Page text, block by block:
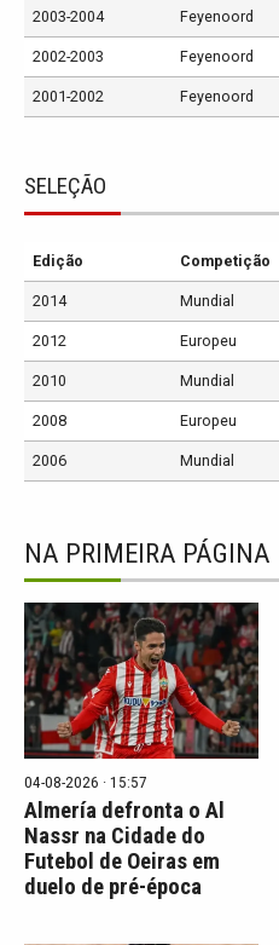
2003-2004 Feyenoord
2002-2003 Feyenoord
2001-2002 Feyenoord
SELEÇÃO
Edição Competição
2014 Mundial
2012 Europeu
2010 Mundial
2008 Europeu
2006 Mundial
NA PRIMEIRA PÁGINA
04-08-2026 · 15:57
Almería defronta o Al
Nassr na Cidade do
Futebol de Oeiras em
duelo de pré-época